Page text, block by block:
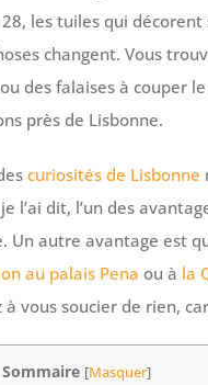
les tuiles qui
changent. Vous
des falaises à couper
près de Lisbonne.
curiosités de Lisbonne
l’ai dit, l’un des
Un autre avantage est
au palais Pena ou à la
à vous soucier de rien,
Sommaire [Masquer]